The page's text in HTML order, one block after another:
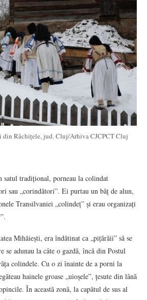
Răchițele, jud. Cluj/Arhiva CJCPCT Cluj
tradițional, porneau la colindat
sau „corindători”. Ei purtau un băț de alun,
Transilvaniei „colindeț” și erau organizați
Mihăiești, era îndătinat ca „pițărăii” să se
se adunau la câte o gazdă, încă din Postul
colindele. Cu o zi înainte de a porni la
hainele groase „uioșele”, țesute din lână
În această zonă, la capătul de sus al